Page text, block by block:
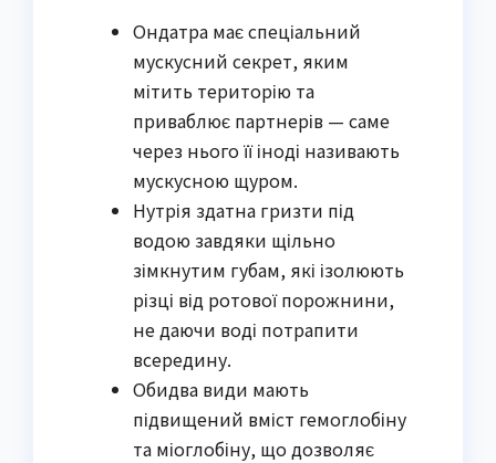
Ондатра має спеціальний
мускусний секрет, яким
мітить територію та
приваблює партнерів — саме
через нього її іноді називають
мускусною щуром.
Нутрія здатна гризти під
водою завдяки щільно
зімкнутим губам, які ізолюють
різці від ротової порожнини,
не даючи воді потрапити
всередину.
Обидва види мають
підвищений вміст гемоглобіну
та міоглобіну, що дозволяє